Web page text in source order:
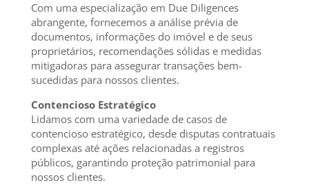
Com uma especialização em Due Diligences
abrangente, fornecemos a análise prévia de
documentos, informações do imóvel e de seus
proprietários, recomendações sólidas e medidas
mitigadoras para assegurar transações bem-
sucedidas para nossos clientes.
Contencioso Estratégico
Lidamos com uma variedade de casos de
contencioso estratégico, desde disputas contratuais
complexas até ações relacionadas a registros
públicos, garantindo proteção patrimonial para
nossos clientes.